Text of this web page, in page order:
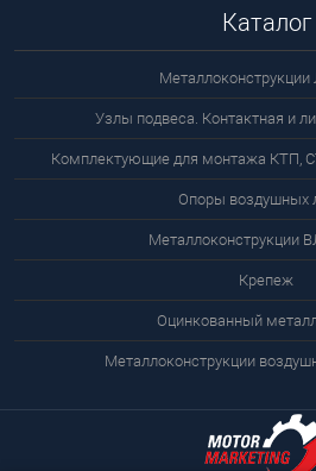
Каталог
Узлы подвеса. Контактная и
Комплектующие для монтажа
Опоры воздушных
Металлоконструкции
Крепеж
Оцинкованный
Металлоконструкции